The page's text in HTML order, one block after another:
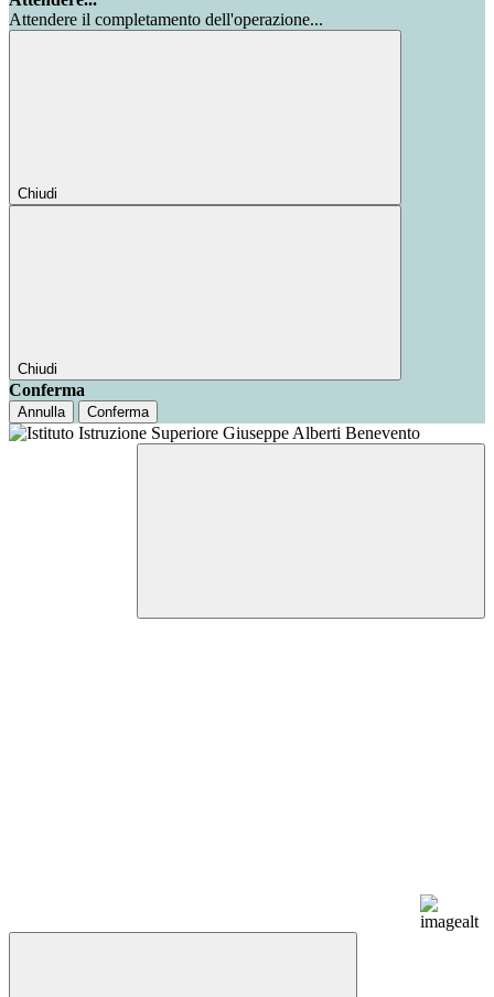
Attendere il completamento dell'operazione...
Chiudi
Chiudi
Conferma
Annulla Conferma